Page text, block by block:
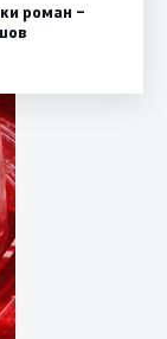
роман –